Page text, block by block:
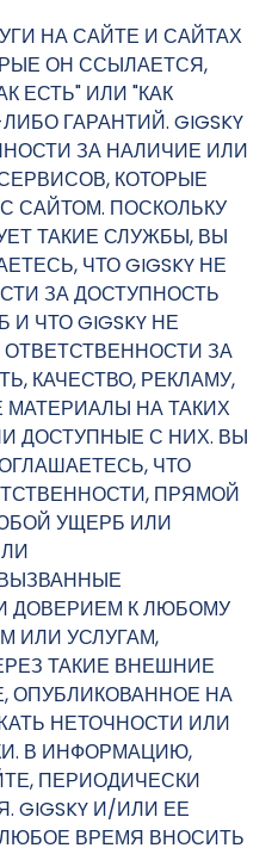
НА САЙТЕ И САЙТАХ
ОН ССЫЛАЕТСЯ,
ЕСТЬ" ИЛИ "КАК
ГАРАНТИЙ. GIGSKY
ЗА НАЛИЧИЕ ИЛИ
КОТОРЫЕ
САЙТОМ. ПОСКОЛЬКУ
ТАКИЕ СЛУЖБЫ, ВЫ
ЧТО GIGSKY НЕ
ЗА ДОСТУПНОСТЬ
ЧТО GIGSKY НЕ
ЗА
КАЧЕСТВО, РЕКЛАМУ,
НА ТАКИХ
ДОСТУПНЫЕ С НИХ. ВЫ
ЧТО
ПРЯМОЙ
УЩЕРБ ИЛИ
ДОВЕРИЕМ К ЛЮБОМУ
ИЛИ УСЛУГАМ,
ТАКИЕ ВНЕШНИЕ
ОПУБЛИКОВАННОЕ НА
НЕТОЧНОСТИ ИЛИ
В ИНФОРМАЦИЮ,
ПЕРИОДИЧЕСКИ
И/ИЛИ ЕЕ
ВРЕМЯ ВНОСИТЬ